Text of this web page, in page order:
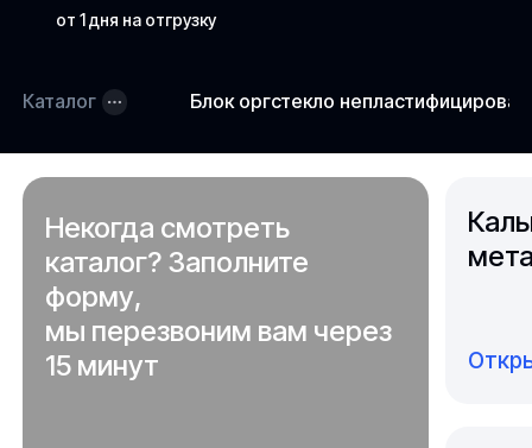
от 1 дня на отгрузку
Каталог Блок оргстекло
Некогда смотреть
каталог? Заполните
форму,
мы перезвоним вам через
15 минут